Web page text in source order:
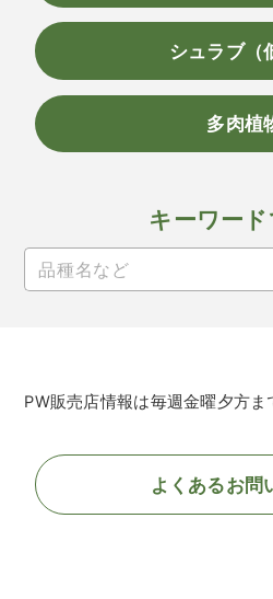
シュラブ（
多肉植
キーワー
PW販売店情報は毎週金曜夕方ま
よくあるお問